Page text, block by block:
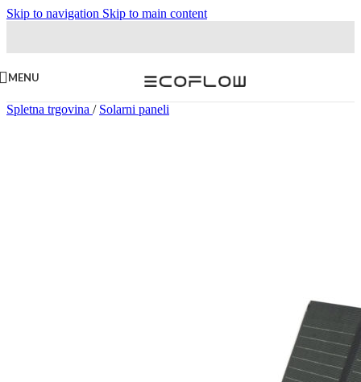
Skip to navigation Skip to main content
MENU
Spletna trgovina / Solarni paneli